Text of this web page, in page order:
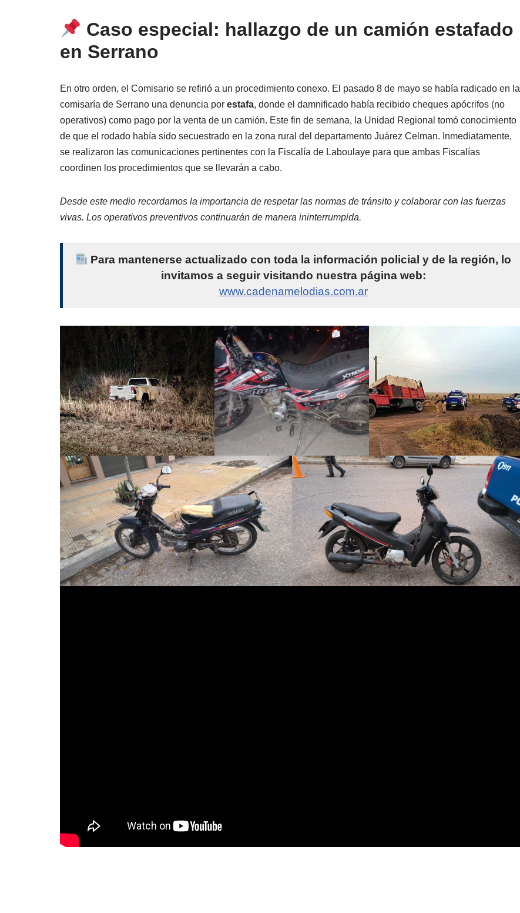
Caso especial: hallazgo de un camión estafado
en Serrano
En otro orden, el Comisario se refirió a un procedimiento conexo. El pasado 8 de mayo se había radicado en la
comisaría de Serrano una denuncia por estafa, donde el damnificado había recibido cheques apócrifos (no
operativos) como pago por la venta de un camión. Este fin de semana, la Unidad Regional tomó conocimiento
de que el rodado había sido secuestrado en la zona rural del departamento Juárez Celman. Inmediatamente,
se realizaron las comunicaciones pertinentes con la Fiscalía de Laboulaye para que ambas Fiscalías
coordinen los procedimientos que se llevarán a cabo.
Desde este medio recordamos la importancia de respetar las normas de tránsito y colaborar con las fuerzas
vivas. Los operativos preventivos continuarán de manera ininterrumpida.
Para mantenerse actualizado con toda la información policial y de la región, lo
invitamos a seguir visitando nuestra página web:
www.cadenamelodias.com.ar